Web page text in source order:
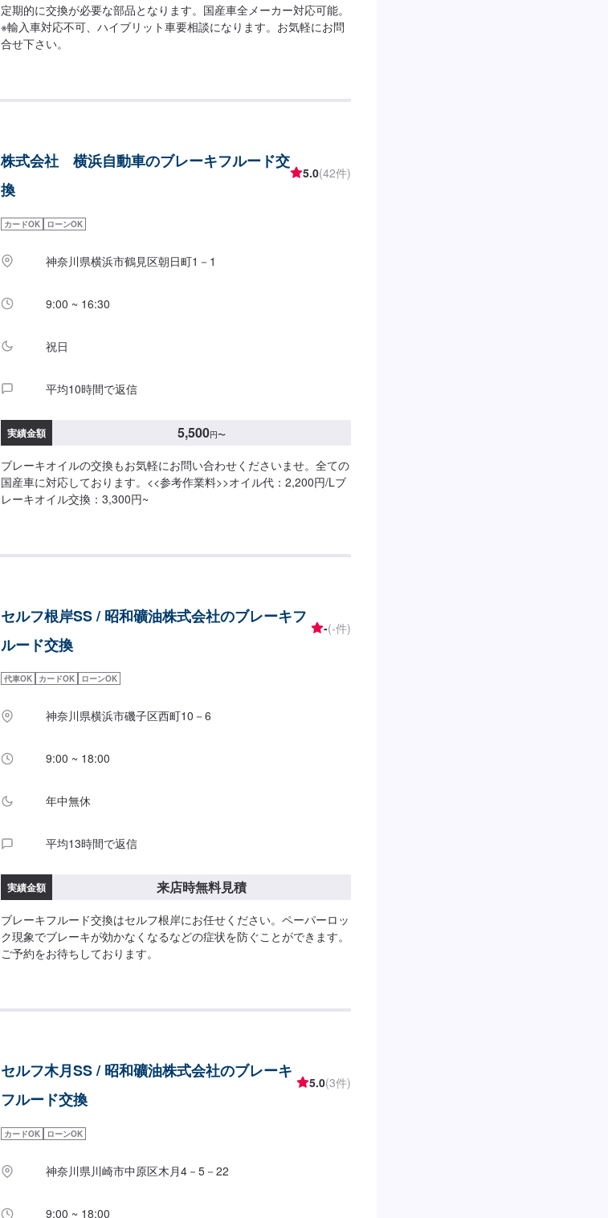
定期的に交換が必要な部品となります。国産車全メーカー対応可能。
※輸入車対応不可、ハイブリット車要相談になります。お気軽にお問
合せ下さい。
株式会社 横浜自動車のブレーキフルード交
換
5.0(42件)
カードOK ローンOK
神奈川県横浜市鶴見区朝日町1－1
9:00 ~ 16:30
祝日
平均10時間で返信
実績金額 5,500円〜
ブレーキオイルの交換もお気軽にお問い合わせくださいませ。全ての
国産車に対応しております。<<参考作業料>>オイル代：2,200円/Lブ
レーキオイル交換：3,300円~
セルフ根岸SS / 昭和礦油株式会社のブレーキフ
ルード交換
-(-件)
代車OK カードOK ローンOK
神奈川県横浜市磯子区西町10－6
9:00 ~ 18:00
年中無休
平均13時間で返信
実績金額 来店時無料見積
ブレーキフルード交換はセルフ根岸にお任せください。ペーパーロッ
ク現象でブレーキが効かなくなるなどの症状を防ぐことができます。
ご予約をお待ちしております。
セルフ木月SS / 昭和礦油株式会社のブレーキ
フルード交換
5.0(3件)
カードOK ローンOK
神奈川県川崎市中原区木月4－5－22
9:00 ~ 18:00